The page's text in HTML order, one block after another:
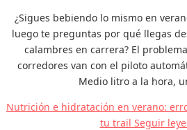
¿Sigues bebiendo lo mismo en
luego te preguntas por qué llegas
calambres en carrera? El
corredores van con el piloto
Medio litro a la hora,
Nutrición e hidratación en verano:
tu trail Seguir